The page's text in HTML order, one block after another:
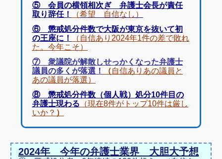
⑤ 会員の横領相次ぎ 弁護士会長が責任
取り辞任！
（希望 自信なし）
⑥ 懲戒処分件数で大阪が東京を抜いて初
の王座に！
（自信あり2024年1件の差で敗れ
た。今年こそ）
⑦ 衆議院が解散しせっかくなった弁護士
議員の多くが落選！
（自信ありあの議員と
あの議員が落選）
⑧ 懲戒処分件数（個人戦）処分10件目の
弁護士現わる （現在8件がトップ10件は厳し
いか？ ）
2024年 今年の弁護士業界 大胆大予想